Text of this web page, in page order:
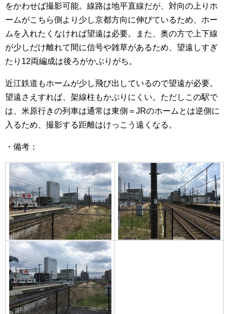
をかわせば撮影可能。線路は地平直線だが、対向の上りホ
ームがこちら側より少し京都方向に伸びているため、ホー
ムを入れたくなければ望遠は必要。また、奥の方で上下線
が少しだけ離れて間に信号や雑草があるため、望遠しすぎ
たり12両編成は後ろがかぶりがち。
近江鉄道もホームが少し飛び出しているので望遠が必要。
望遠さえすれば、架線柱もかぶりにくい。ただしこの駅で
は、米原行きの列車は通常は東側＝JRのホームとは逆側に
入るため、撮影する距離はけっこう遠くなる。
・備考：